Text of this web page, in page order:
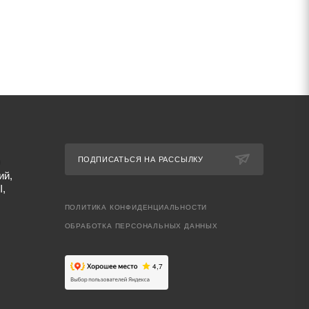
ПОДПИСАТЬСЯ НА РАССЫЛКУ
ПОЛИТИКА КОНФИДЕНЦИАЛЬНОСТИ
ОБРАБОТКА ПЕРСОНАЛЬНЫХ ДАННЫХ